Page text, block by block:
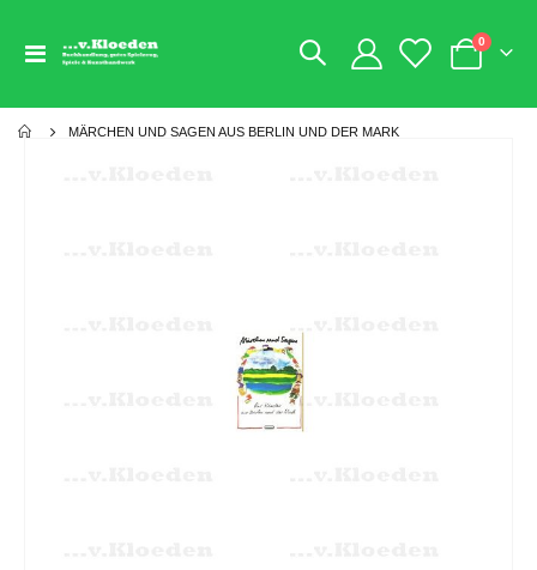
Navigation
Warenkorb
0 Artikel
MÄRCHEN UND SAGEN AUS BERLIN UND DER MARK